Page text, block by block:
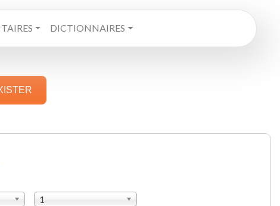
DICTIONNAIRES
1